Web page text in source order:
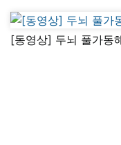
[동영상] 두뇌 풀가동